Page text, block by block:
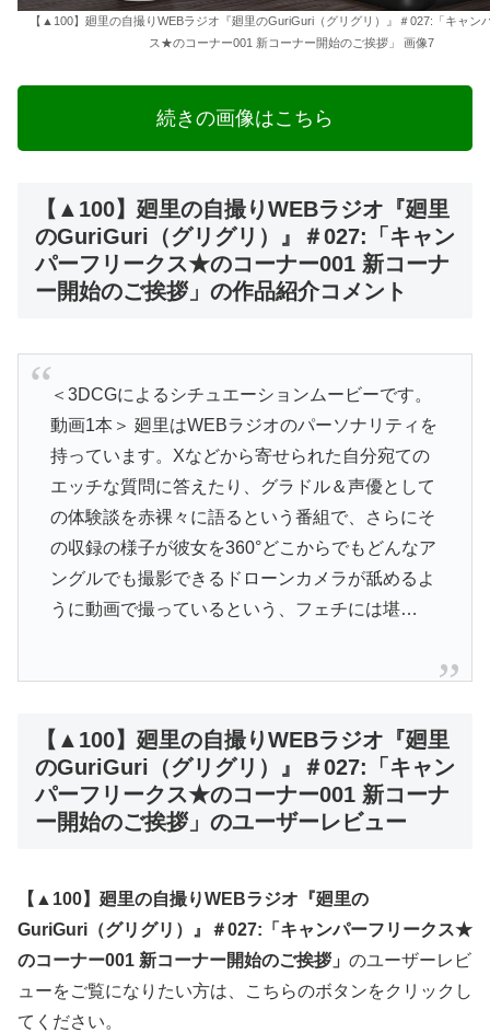
【▲100】廻里の自撮りWEBラジオ『廻里のGuriGuri（グリグリ）』＃027:「キャン
ス★のコーナー001 新コーナー開始のご挨拶」 画像7
続きの画像はこちら
【▲100】廻里の自撮りWEBラジオ『廻里
のGuriGuri（グリグリ）』＃027:「キャン
パーフリークス★のコーナー001 新コーナ
ー開始のご挨拶」の作品紹介コメント
＜3DCGによるシチュエーションムービーです。
動画1本＞ 廻里はWEBラジオのパーソナリティを
持っています。Xなどから寄せられた自分宛ての
エッチな質問に答えたり、グラドル＆声優として
の体験談を赤裸々に語るという番組で、さらにそ
の収録の様子が彼女を360°どこからでもどんなア
ングルでも撮影できるドローンカメラが舐めるよ
うに動画で撮っているという、フェチには堪…
【▲100】廻里の自撮りWEBラジオ『廻里
のGuriGuri（グリグリ）』＃027:「キャン
パーフリークス★のコーナー001 新コーナ
ー開始のご挨拶」のユーザーレビュー
【▲100】廻里の自撮りWEBラジオ『廻里の
GuriGuri（グリグリ）』＃027:「キャンパーフリークス★
のコーナー001 新コーナー開始のご挨拶」 のユーザーレビ
ューをご覧になりたい方は、こちらのボタンをクリックし
てください。